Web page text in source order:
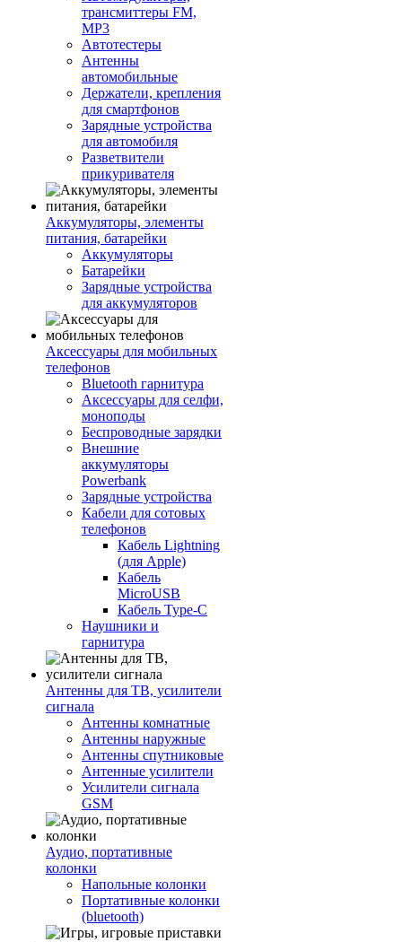
трансмиттеры FM,
MP3
Автотестеры
Антенны
автомобильные
Держатели, крепления
для смартфонов
Зарядные устройства
для автомобиля
Разветвители
прикуривателя
Аккумуляторы, элементы
питания, батарейки
Аккумуляторы
Батарейки
Зарядные устройства
для аккумуляторов
Аксессуары для мобильных
телефонов
Bluetooth гарнитура
Аксессуары для селфи,
моноподы
Беспроводные зарядки
Внешние
аккумуляторы
Powerbank
Зарядные устройства
Кабели для сотовых
телефонов
Кабель Lightning
(для Apple)
Кабель
MicroUSB
Кабель Type-C
Наушники и
гарнитура
Антенны для ТВ, усилители
сигнала
Антенны комнатные
Антенны наружные
Антенны спутниковые
Антенные усилители
Усилители сигнала
GSM
Аудио, портативные
колонки
Напольные колонки
Портативные колонки
(bluetooth)